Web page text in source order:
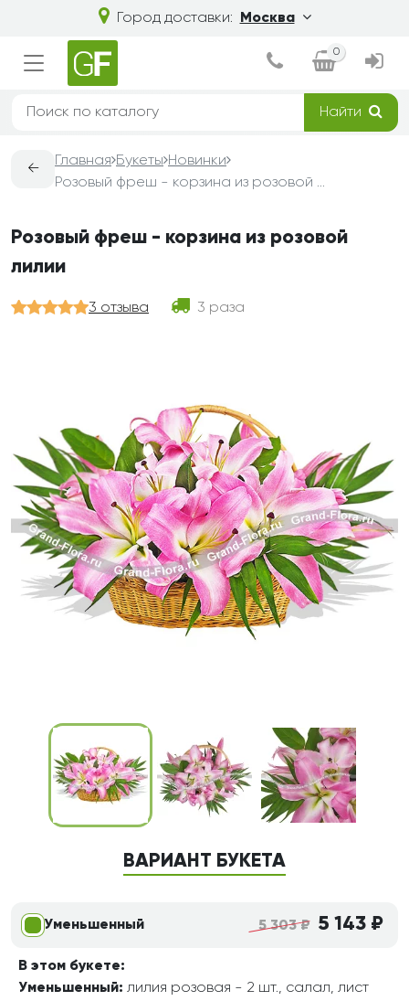
Город доставки: Москва
0
Найти
←
Главная Букеты Новинки
Розовый фреш - корзина из розовой лилии
Розовый фреш - корзина из розовой
лилии
3 отзыва 3 раза
ВАРИАНТ БУКЕТА
Уменьшенный 5 303 ₽ 5 143 ₽
В этом букете:
Уменьшенный: лилия розовая - 2 шт., салал, лист